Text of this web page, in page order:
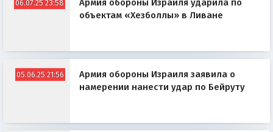
06.07.25 23:58
Армия обороны Израиля ударила по
объектам «Хезболлы» в Ливане
05.06.25 21:56
Армия обороны Израиля заявила о
намерении нанести удар по Бейруту